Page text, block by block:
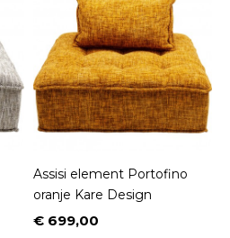
Assisi element Portofino
oranje Kare Design
Prijs
€ 699,00